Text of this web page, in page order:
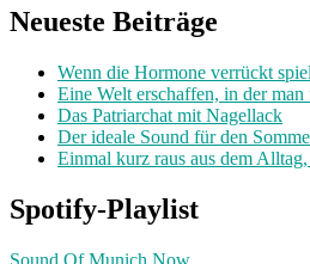
Neueste Beiträge
Wenn die Hormone verrückt
Eine Welt erschaffen, in der man
Das Patriarchat mit Nagellack
Der ideale Sound für den
Einmal kurz raus aus dem
Spotify-Playlist